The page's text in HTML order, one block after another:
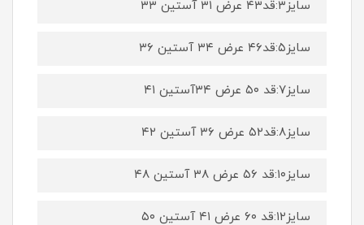
سایز۳:قد۴۳ عرض ۳۱ آستین ۳۳
سایز۵:قد۴۶ عرض ۳۴ آستین ۳۶
سایز۷:قد ۵۰ عرض ۳۴آستین ۴۱
سایز۸:قد۵۲ عرض ۳۶ آستین ۴۲
سایز۱۰:قد ۵۶ عرض ۳۸ آستین ۴۸
سایز۱۲:قد ۶۰ عرض ۴۱ آستین ۵۰